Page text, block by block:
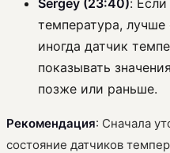
температура, лучше
иногда датчик
показывать
позже или раньше.
Рекомендация: Сначала
состояние датчиков